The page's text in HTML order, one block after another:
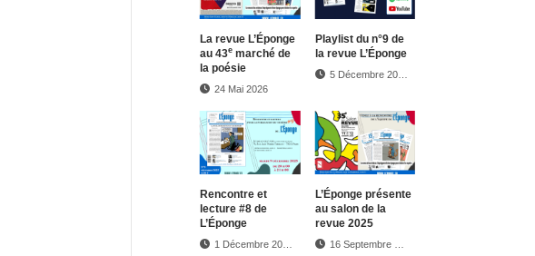
La revue L’Éponge
au 43e marché de
la poésie
24 Mai 2026
Play­list du n°9 de
la revue L’Éponge
5 Décembre 2025
Rencontre et
lecture #8 de
L’Éponge
1 Décembre 2025
L’Éponge présente
au salon de la
revue 2025
16 Septembre 2025